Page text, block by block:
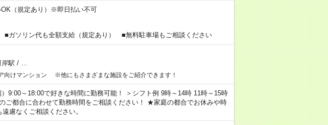
（規定あり）※即日払い不可
ガソリン代も全額支給（規定あり） ■無料駐車場もご相談ください
岸駅 /
向けマンション ※他にもさまざまな施設をご紹介できます！
9:00～18:00で好きな時間に勤務可能！ ＞シフト例 9時～14時 11時～15時
ご都合に合わせて勤務時間をご相談ください！ ★家庭の都合でお休みや時
慮なくご相談ください。